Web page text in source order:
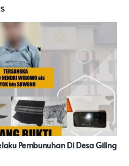
Cariu Berhasil Ungkap
Bayi Yang Baru Di